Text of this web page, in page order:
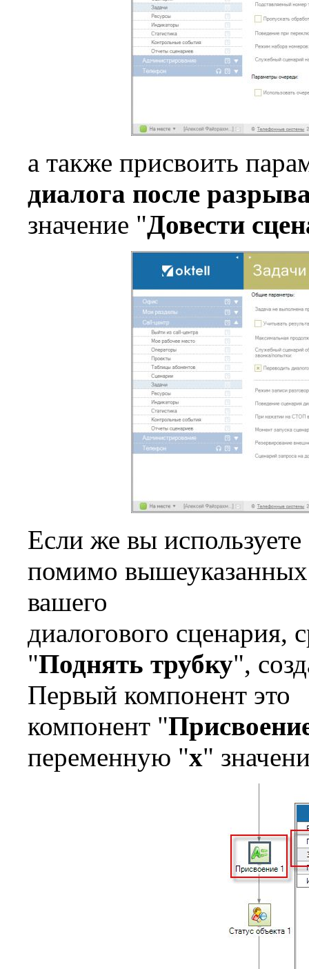
а также присвоить
диалога после
значение "Довести
Если же вы
помимо вышеуказанных
вашего
диалогового сценария,
"Поднять трубку",
Первый компонент это
компонент "
переменную "x"